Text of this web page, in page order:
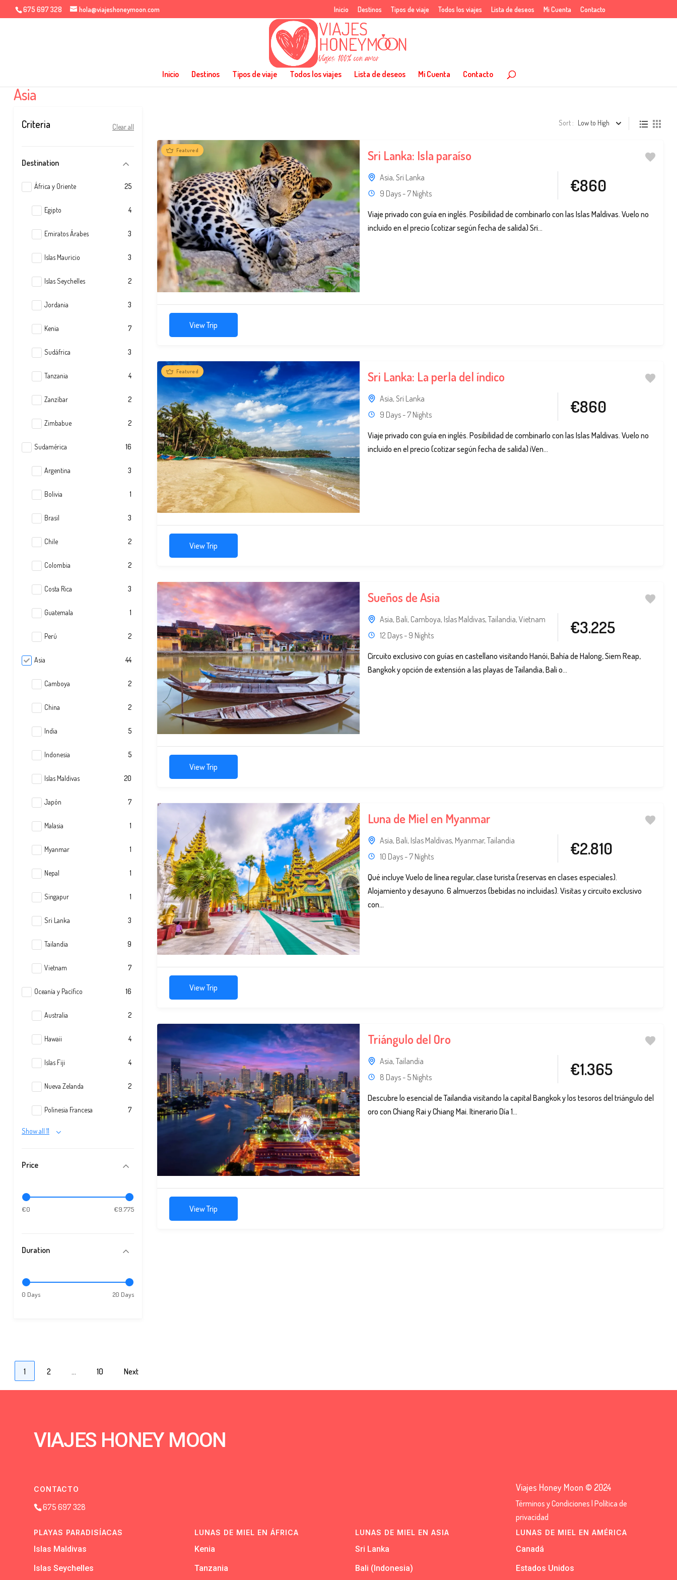
675 697 328 hola@viajeshoneymoon.com Inicio Destinos Tipos de viaje Todos los viajes Lista de deseos Mi Cuenta Contacto
Inicio Destinos Tipos de viaje Todos los viajes Lista de deseos Mi Cuenta Contacto
Asia
Criteria Clear all
Destination
África y Oriente 25
Egipto 4
Emiratos Árabes 3
Islas Mauricio 3
Islas Seychelles 2
Jordania 3
Kenia 7
Sudáfrica 3
Tanzania 4
Zanzíbar 2
Zimbabue 2
Sudamérica 16
Argentina 3
Bolivia 1
Brasil 3
Chile 2
Colombia 2
Costa Rica 3
Guatemala 1
Perú 2
Asia 44
Camboya 2
China 2
India 5
Indonesia 5
Islas Maldivas 20
Japón 7
Malasia 1
Myanmar 1
Nepal 1
Singapur 1
Sri Lanka 3
Tailandia 9
Vietnam 7
Oceanía y Pacífico 16
Australia 2
Hawaii 4
Islas Fiji 4
Nueva Zelanda 2
Polinesia Francesa 7
Show all 11
Price
€0 €9.775
Duration
0 Days 20 Days
Sort : Low to High
Featured Sri Lanka: Isla paraíso
Asia, Sri Lanka
9 Days - 7 Nights
€860
Viaje privado con guía en inglés. Posibilidad de combinarlo con las Islas Maldivas. Vuelo no
incluido en el precio (cotizar según fecha de salida) Sri...
View Trip
Featured Sri Lanka: La perla del índico
Asia, Sri Lanka
9 Days - 7 Nights
€860
Viaje privado con guía en inglés. Posibilidad de combinarlo con las Islas Maldivas. Vuelo no
incluido en el precio (cotizar según fecha de salida) ¡Ven...
View Trip
Sueños de Asia
Asia, Bali, Camboya, Islas Maldivas, Tailandia, Vietnam
12 Days - 9 Nights
€3.225
Circuito exclusivo con guías en castellano visitando Hanói, Bahía de Halong, Siem Reap,
Bangkok y opción de extensión a las playas de Tailandia, Bali o...
View Trip
Luna de Miel en Myanmar
Asia, Bali, Islas Maldivas, Myanmar, Tailandia
10 Days - 7 Nights
€2.810
Qué incluye Vuelo de línea regular, clase turista (reservas en clases especiales).
Alojamiento y desayuno. 6 almuerzos (bebidas no incluidas). Visitas y circuito exclusivo
con...
View Trip
Triángulo del Oro
Asia, Tailandia
8 Days - 5 Nights
€1.365
Descubre lo esencial de Tailandia visitando la capital Bangkok y los tesoros del triángulo del
oro con Chiang Rai y Chiang Mai. Itinerario Día 1...
View Trip
Paginación
de
entradas
Page
1 Page
2 … Page
10 Next
VIAJES HONEY MOON
CONTACTO
675 697 328
Viajes Honey Moon © 2024
Términos y Condiciones |Política de
privacidad
PLAYAS PARADISÍACAS
Islas Maldivas
Islas Seychelles
LUNAS DE MIEL EN ÁFRICA
Kenia
Tanzania
LUNAS DE MIEL EN ASIA
Sri Lanka
Bali (Indonesia)
LUNAS DE MIEL EN AMÉRICA
Canadá
Estados Unidos